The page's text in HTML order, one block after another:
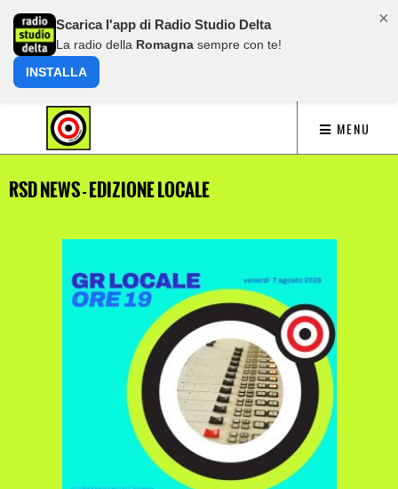
MENU
RSD NEWS - EDIZIONE LOCALE
×
Scarica l'app di Radio Studio Delta
La radio della Romagna sempre con te!
INSTALLA